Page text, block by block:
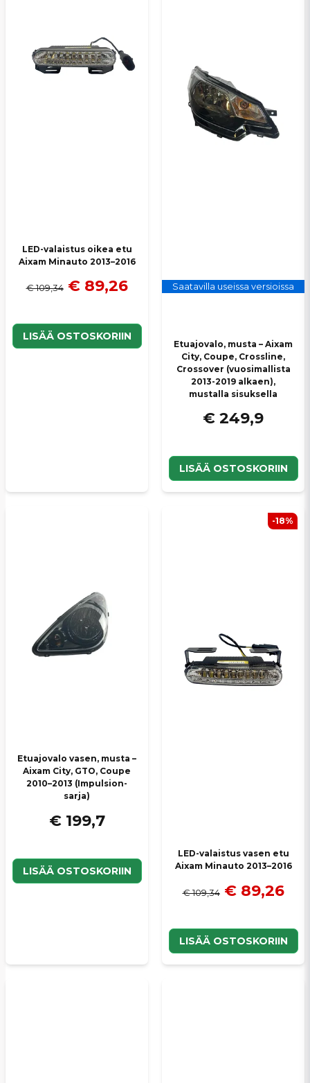
LED-valaistus oikea etu
Aixam Minauto 2013–2016
€ 109,34 € 89,26
LISÄÄ OSTOSKORIIN
Saatavilla useissa versioissa
Etuajovalo, musta – Aixam
City, Coupe, Crossline,
Crossover (vuosimallista
2013-2019 alkaen),
mustalla sisuksella
€ 249,9
LISÄÄ OSTOSKORIIN
Etuajovalo vasen, musta –
Aixam City, GTO, Coupe
2010–2013 (Impulsion-
sarja)
€ 199,7
LISÄÄ OSTOSKORIIN
LED-valaistus vasen etu
Aixam Minauto 2013–2016
€ 109,34 € 89,26
LISÄÄ OSTOSKORIIN
-18%
Lähetä kysymys